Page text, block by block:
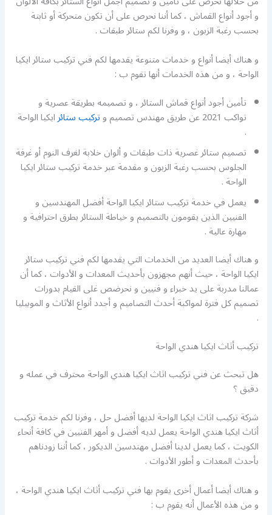
و أجود أنواع القماش ، كما أننا نحرص على أن تكون متحركة أو ثابتة
بحسب رغبة الزبون ، و وفرنا لكم ستائر طبقات .
و هناك أيضا أنواع و خدمات متنوعة يقدمها لكم فني تركيب ستائر ايكيا
الواحة ، و من هذه الخدمات أنها تقوم ب :
تأمين أجود أنواع قماش الستائر ، و تصميمه بطريقة عصرية و
تواكب 2021 عن طريق مهندس تصميم و تركيب ستائرايكيا الواحة
.
تصميم ستائر غصرية ذات طبقات و ألوان خلابة لغرف النوم أو غرفة
الجلوس بحسب رغبة الزبون و مقدمة عبر خدمة تركيب ستائر ايكيا
الواحة .
يعمل في خدمة تركيب ستائر ايكيا الواحة أفضل المهندسين و
الفنيين الذين يقومون بالتصميم و خياطة الستائر بطرق احترافية و
مهارة عالية .
و هناك أيضا العديد من الخدمات التي يقدمها لكم فني تركيب ستائر
ايكيا الواحة ، حيث أنهم مجهزون بأحديث المعدات و الأدوات ، كما أن
عمالنا مدربة على يد خبراء و فنيين و نحرضص غلى القيام بدورات
تصميم كل فترة لمواكبة أحدث التصاميم و أجدد أنواع الأثاث و الموبيليا
.
تركيب أثاث ايكيا هندي الواحة
هل تبحث عن فني تركيب اثاث ايكيا هندي الواحة محترف في عمله و
دقيق ؟
شركة تركيب اثاث ايكيا الواحة لديها أفضل حل ، وفرنا لكم خدمة تركيب
أثاث ايكيا هندي الواحة يعمل لديه أفضل و أمهر الفنيين في كافة أنحاء
الكويت ، كما يعمل لدينا أفضل مهندسين الديكور ، كما أننا زودناهم
بأحدث المعدات و أطور الأدوات .
و هناك أيضا أعمال أخرى يقوم بها فني تركيب أثاث ايكيا هندي الواحة ،
و من هذه الأعمال أنه يقوم ب :